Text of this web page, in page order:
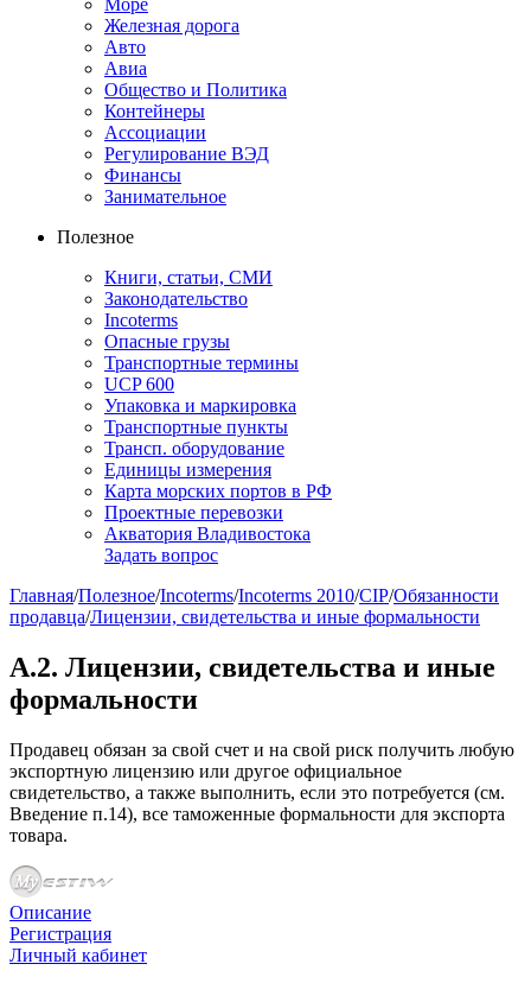
Море
Железная дорога
Авто
Авиа
Общество и Политика
Контейнеры
Ассоциации
Регулирование ВЭД
Финансы
Занимательное
Полезное
Книги, статьи, СМИ
Законодательство
Incoterms
Опасные грузы
Транспортные термины
UCP 600
Упаковка и маркировка
Транспортные пункты
Трансп. оборудование
Единицы измерения
Карта морских портов в РФ
Проектные перевозки
Акватория Владивостока
Задать вопрос
Главная/Полезное/Incoterms/Incoterms 2010/CIP/Обязанности
продавца/Лицензии, свидетельства и иные формальности
A.2. Лицензии, свидетельства и иные
формальности
Продавец обязан за свой счет и на свой риск получить любую
экспортную лицензию или другое официальное
свидетельство, а также выполнить, если это потребуется (см.
Введение п.14), все таможенные формальности для экспорта
товара.
Описание
Регистрация
Личный кабинет